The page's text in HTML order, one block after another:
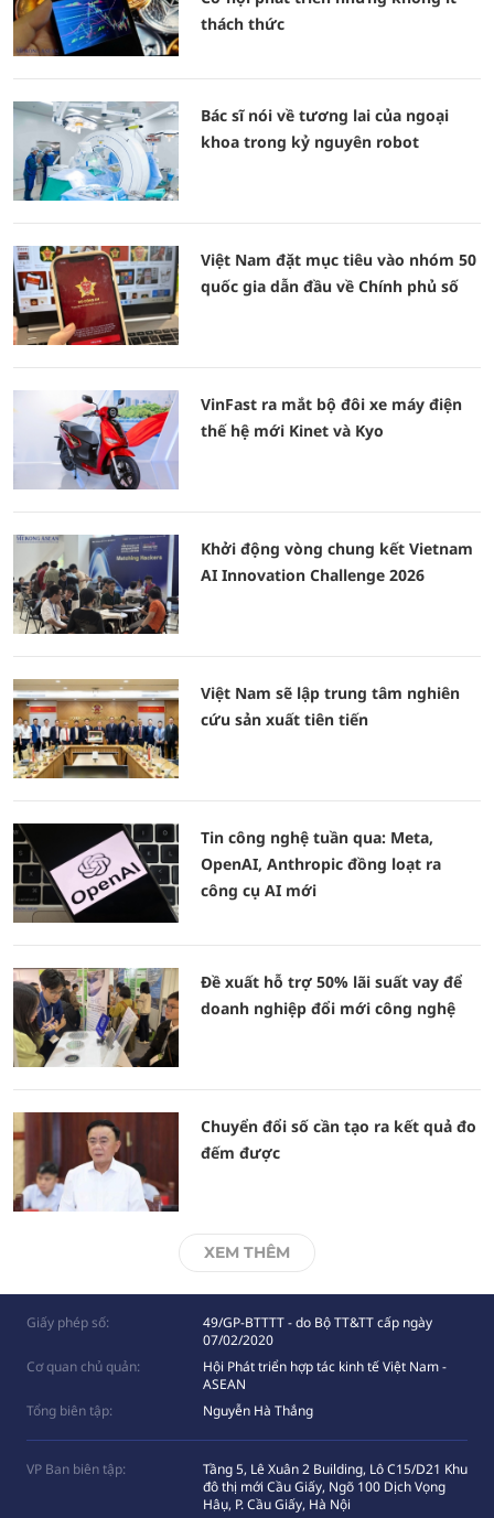
thách thức
Bác sĩ nói về tương lai của ngoại
khoa trong kỷ nguyên robot
Việt Nam đặt mục tiêu vào nhóm 50
quốc gia dẫn đầu về Chính phủ số
VinFast ra mắt bộ đôi xe máy điện
thế hệ mới Kinet và Kyo
Khởi động vòng chung kết Vietnam
AI Innovation Challenge 2026
Việt Nam sẽ lập trung tâm nghiên
cứu sản xuất tiên tiến
Tin công nghệ tuần qua: Meta,
OpenAI, Anthropic đồng loạt ra
công cụ AI mới
Đề xuất hỗ trợ 50% lãi suất vay để
doanh nghiệp đổi mới công nghệ
Chuyển đổi số cần tạo ra kết quả đo
đếm được
XEM THÊM
Giấy phép số:
49/GP-BTTTT - do Bộ TT&TT cấp ngày
07/02/2020
Cơ quan chủ quản:
Hội Phát triển hợp tác kinh tế Việt Nam -
ASEAN
Tổng biên tập:
Nguyễn Hà Thắng
VP Ban biên tập:
Tầng 5, Lê Xuân 2 Building, Lô C15/D21 Khu
đô thị mới Cầu Giấy, Ngõ 100 Dịch Vọng
Hâụ, P. Cầu Giấy, Hà Nội